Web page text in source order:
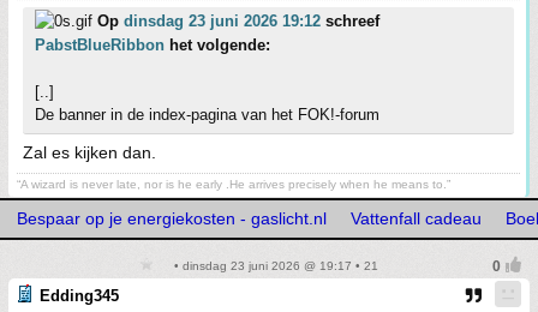
Op dinsdag 23 juni 2026 19:12 schreef
PabstBlueRibbon het volgende:
[..]
De banner in de index-pagina van het FOK!-forum
Zal es kijken dan.
“A wizard is never late, nor is he early .He arrives precisely when he means to.”
Bespaar op je energiekosten - gaslicht.nl Vattenfall cadeau
• dinsdag 23 juni 2026 @ 19:17 • 21
Edding345